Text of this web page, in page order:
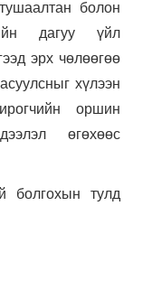
болон
дагуу үйл
эрх чөлөөгөө
хүлээн
оршин
өгөхөөс
болгохын тулд